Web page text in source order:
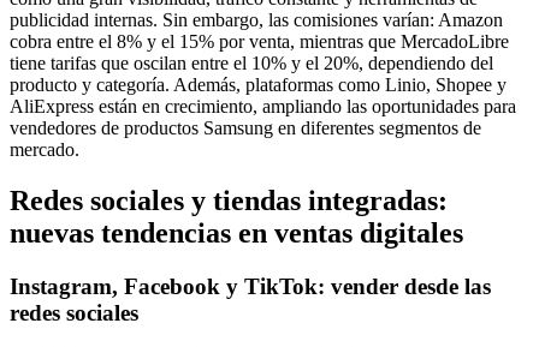
publicidad internas. Sin embargo, las comisiones varían: Amazon
cobra entre el 8% y el 15% por venta, mientras que MercadoLibre
tiene tarifas que oscilan entre el 10% y el 20%, dependiendo del
producto y categoría. Además, plataformas como Linio, Shopee y
AliExpress están en crecimiento, ampliando las oportunidades para
vendedores de productos Samsung en diferentes segmentos de
mercado.
Redes sociales y tiendas integradas:
nuevas tendencias en ventas digitales
Instagram, Facebook y TikTok: vender desde las
redes sociales